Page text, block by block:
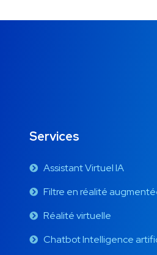
Services
Assistant Virtuel IA
Filtre en réalité
Réalité virtuelle
Chatbot Intelligence